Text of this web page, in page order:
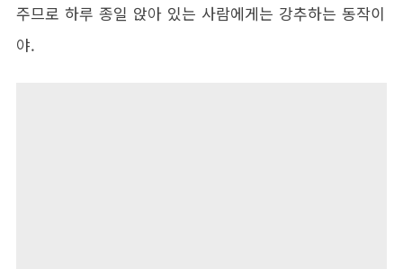
주므로 하루 종일 앉아 있는 사람에게는 강추하는 동작이
야.